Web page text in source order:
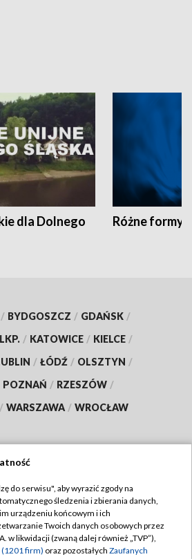
dla Dolnego
Różne formy
/ BYDGOSZCZ / GDAŃSK /
/ KATOWICE / KIELCE /
/ ŁÓDŹ / OLSZTYN /
POZNAŃ / RZESZÓW /
/ WARSZAWA / WROCŁAW
TVP
Regulamin TVP
prywatności
do serwisu", aby wyrazić zgody na
śledzenia i zbierania danych,
urządzeniu końcowym i ich
Twoich danych osobowych przez
w likwidacji (zwaną dalej również „TVP”),
(1201 firm) oraz pozostałych Zaufanych